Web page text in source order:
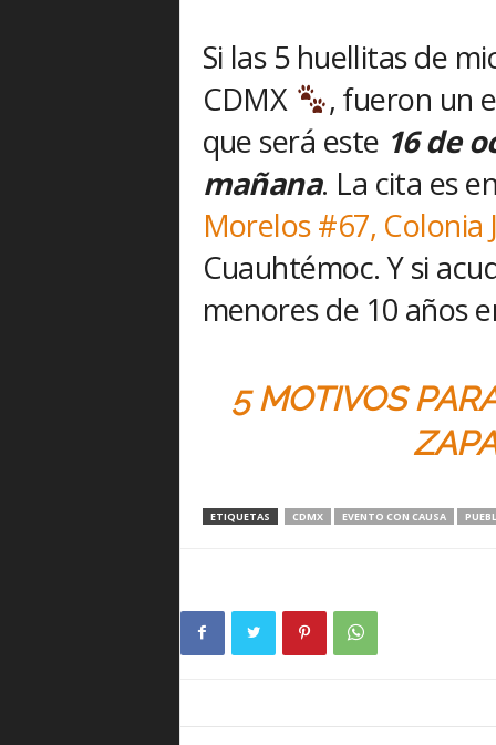
Si las 5 huellitas de
CDMX
, fueron un
que será este 16 de
mañana. La cita es
Morelos #67, Colonia
Cuauhtémoc. Y si
menores de 10 años
5 MOTIVOS
ETIQUETAS CDMX EVENTO CON CAUSA